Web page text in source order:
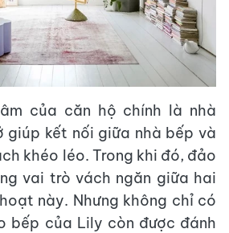
của căn hộ chính là nhà
giúp kết nối giữa nhà bếp và
khéo léo. Trong khi đó, đảo
vai trò vách ngăn giữa hai
này. Nhưng không chỉ có
bếp của Lily còn được đánh